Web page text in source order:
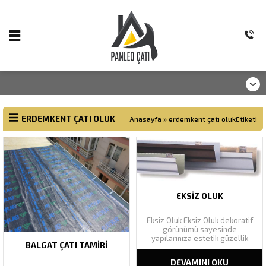
ERDEMKENT ÇATI OLUK Anasayfa » erdemkent çatı olukEtiketi
BALGAT ÇATI TAMIRI
EKSIZ OLUK
Eksiz Oluk Eksiz Oluk dekoratif
görünümü sayesinde
yapılarınıza estetik güzellik
katarak yapı bütünlüğünü
DEVAMINI OKU